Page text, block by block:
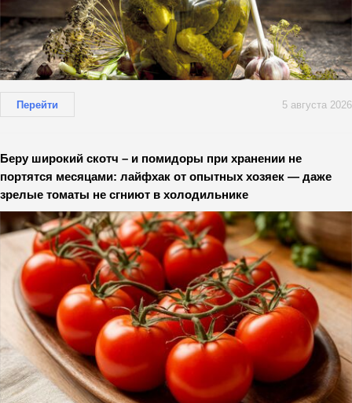
Перейти 5 августа 2026
Беру широкий скотч – и помидоры при хранении не
портятся месяцами: лайфхак от опытных хозяек — даже
зрелые томаты не сгниют в холодильнике